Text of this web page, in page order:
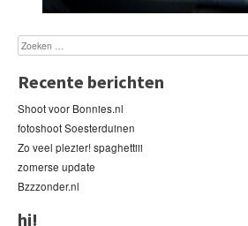
Recente berichten
Shoot voor Bonnies.nl
fotoshoot Soesterduinen
Zo veel plezier! spaghettiii
zomerse update
Bzzzonder.nl
hi!